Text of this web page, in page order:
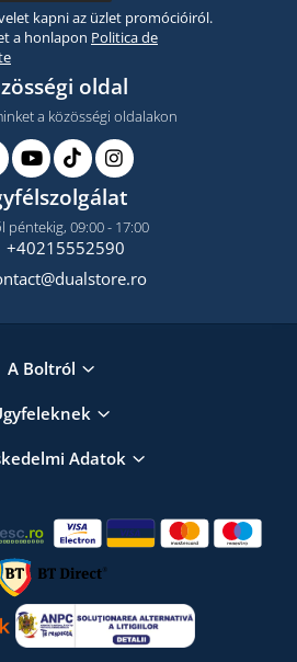
kapni az üzlet promócióiról.
a honlapon Politica de
oldal
a közösségi oldalakon
péntekig, 09:00 - 17:00
+40215552590
A Boltról
Adatok